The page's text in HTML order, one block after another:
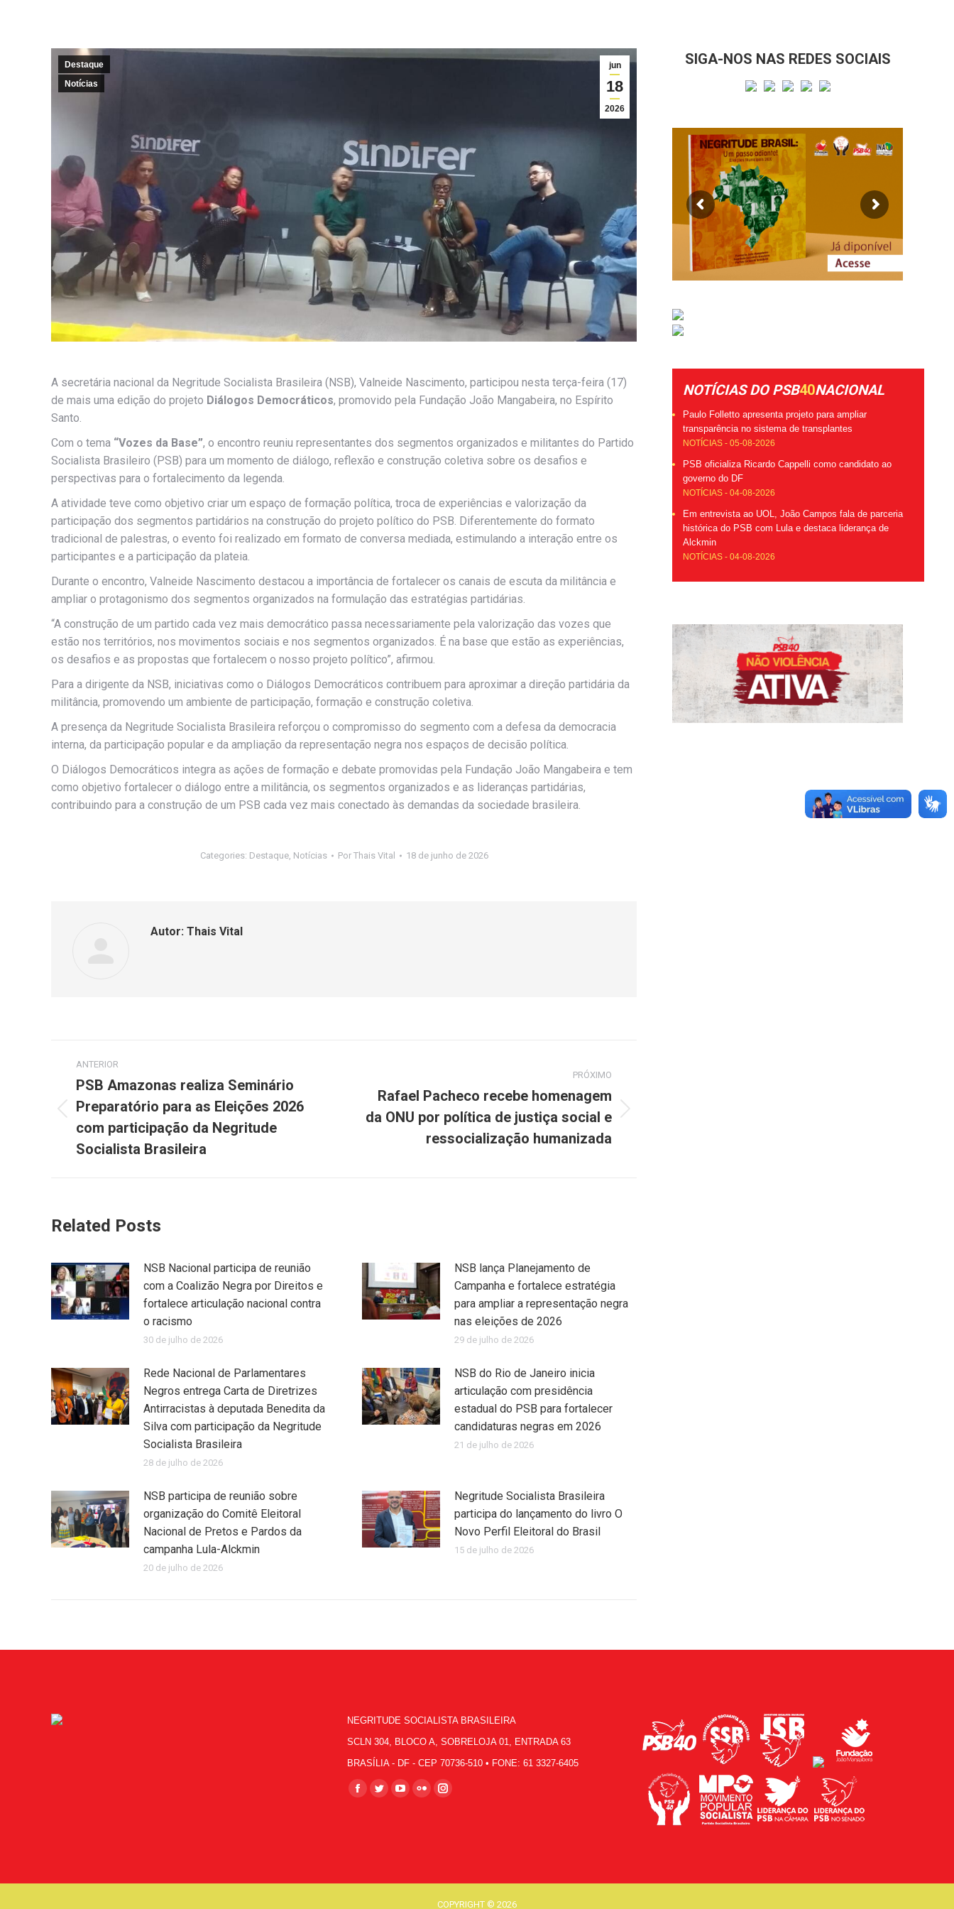
jun
18
2026
Destaque
Notícias
A secretária nacional da Negritude Socialista Brasileira (NSB), Valneide Nascimento, participou nesta terça-feira (17)
de mais uma edição do projeto Diálogos Democráticos, promovido pela Fundação João Mangabeira, no Espírito
Santo.
Com o tema “Vozes da Base”, o encontro reuniu representantes dos segmentos organizados e militantes do Partido
Socialista Brasileiro (PSB) para um momento de diálogo, reflexão e construção coletiva sobre os desafios e
perspectivas para o fortalecimento da legenda.
A atividade teve como objetivo criar um espaço de formação política, troca de experiências e valorização da
participação dos segmentos partidários na construção do projeto político do PSB. Diferentemente do formato
tradicional de palestras, o evento foi realizado em formato de conversa mediada, estimulando a interação entre os
participantes e a participação da plateia.
Durante o encontro, Valneide Nascimento destacou a importância de fortalecer os canais de escuta da militância e
ampliar o protagonismo dos segmentos organizados na formulação das estratégias partidárias.
“A construção de um partido cada vez mais democrático passa necessariamente pela valorização das vozes que
estão nos territórios, nos movimentos sociais e nos segmentos organizados. É na base que estão as experiências,
os desafios e as propostas que fortalecem o nosso projeto político”, afirmou.
Para a dirigente da NSB, iniciativas como o Diálogos Democráticos contribuem para aproximar a direção partidária da
militância, promovendo um ambiente de participação, formação e construção coletiva.
A presença da Negritude Socialista Brasileira reforçou o compromisso do segmento com a defesa da democracia
interna, da participação popular e da ampliação da representação negra nos espaços de decisão política.
O Diálogos Democráticos integra as ações de formação e debate promovidas pela Fundação João Mangabeira e tem
como objetivo fortalecer o diálogo entre a militância, os segmentos organizados e as lideranças partidárias,
contribuindo para a construção de um PSB cada vez mais conectado às demandas da sociedade brasileira.
Categories: Destaque, Notícias Por Thais Vital 18 de junho de 2026
Autor: Thais Vital
Navegação
post:
ANTERIOR
anterior:
PSB Amazonas realiza Seminário
Preparatório para as Eleições 2026
com participação da Negritude
Socialista Brasileira
PRÓXIMO
Próximo
Rafael Pacheco recebe homenagem
da ONU por política de justiça social e
ressocialização humanizada
Related Posts
NSB Nacional participa de reunião
com a Coalizão Negra por Direitos e
fortalece articulação nacional contra
o racismo
30 de julho de 2026
NSB lança Planejamento de
Campanha e fortalece estratégia
para ampliar a representação negra
nas eleições de 2026
29 de julho de 2026
Rede Nacional de Parlamentares
Negros entrega Carta de Diretrizes
Antirracistas à deputada Benedita da
Silva com participação da Negritude
Socialista Brasileira
28 de julho de 2026
NSB do Rio de Janeiro inicia
articulação com presidência
estadual do PSB para fortalecer
candidaturas negras em 2026
21 de julho de 2026
NSB participa de reunião sobre
organização do Comitê Eleitoral
Nacional de Pretos e Pardos da
campanha Lula-Alckmin
20 de julho de 2026
Negritude Socialista Brasileira
participa do lançamento do livro O
Novo Perfil Eleitoral do Brasil
15 de julho de 2026
SIGA-NOS NAS REDES SOCIAIS
NOTÍCIAS DO PSB40NACIONAL
Paulo Folletto apresenta projeto para ampliar
transparência no sistema de transplantes
NOTÍCIAS - 05-08-2026
PSB oficializa Ricardo Cappelli como candidato ao
governo do DF
NOTÍCIAS - 04-08-2026
Em entrevista ao UOL, João Campos fala de parceria
histórica do PSB com Lula e destaca liderança de
Alckmin
NOTÍCIAS - 04-08-2026
NEGRITUDE SOCIALISTA BRASILEIRA
SCLN 304, BLOCO A, SOBRELOJA 01, ENTRADA 63
BRASÍLIA - DF - CEP 70736-510 • FONE: 61 3327-6405
Encontre-nos em:
Facebook
TwitterYouTube
FlickrInstagram
COPYRIGHT © 2026